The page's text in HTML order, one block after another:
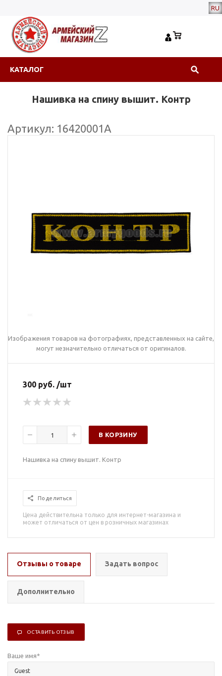
RU
КАТАЛОГ
Нашивка на спину вышит. Контр
Артикул: 16420001А
Изображения товаров на фотографиях, представленных на сайте,
могут незначительно отличаться от оригиналов.
300 руб. /шт
В КОРЗИНУ
Нашивка на спину вышит. Контр
Поделиться
Цена действительна только для интернет-магазина и
может отличаться от цен в розничных магазинах
Отзывы о товаре Задать вопрос
Дополнительно
ОСТАВИТЬ ОТЗЫВ
Ваше имя*